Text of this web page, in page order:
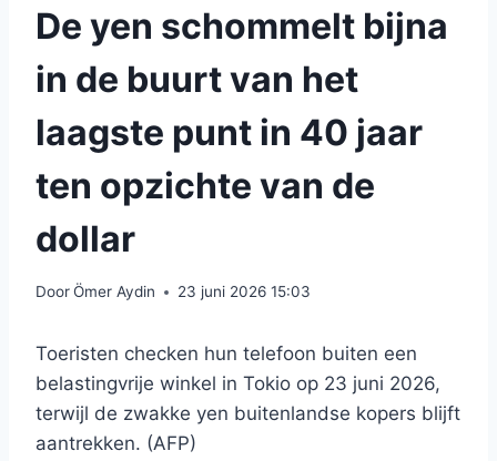
De yen schommelt bijna
in de buurt van het
laagste punt in 40 jaar
ten opzichte van de
dollar
DoorÖmer Aydin 23 juni 2026 15:03
Toeristen checken hun telefoon buiten een
belastingvrije winkel in Tokio op 23 juni 2026,
terwijl de zwakke yen buitenlandse kopers blijft
aantrekken. (AFP)